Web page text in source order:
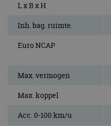
L x B x H
Inh. bag. ruimte.
Euro NCAP
Max. vermogen
Max. koppel
Acc. 0-100 km/u